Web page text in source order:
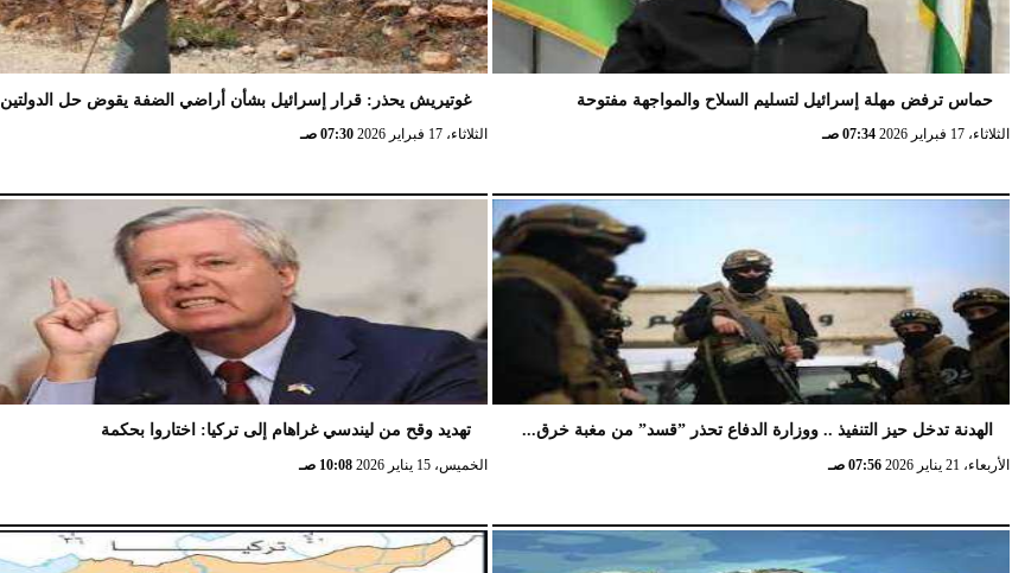
حماس ترفض مهلة إسرائيل لتسليم السلاح والمواجهة مفتوحة
الثلاثاء، 17 فبراير 2026 07:34 صـ
غوتيريش يحذر: قرار إسرائيل بشأن أراضي الضفة يقوض حل الدولتين
الثلاثاء، 17 فبراير 2026 07:30 صـ
الهدنة تدخل حيز التنفيذ .. ووزارة الدفاع تحذر ”قسد” من مغبة خرق...
الأربعاء، 21 يناير 2026 07:56 صـ
تهديد وقح من ليندسي غراهام إلى تركيا: اختاروا بحكمة
الخميس، 15 يناير 2026 10:08 صـ